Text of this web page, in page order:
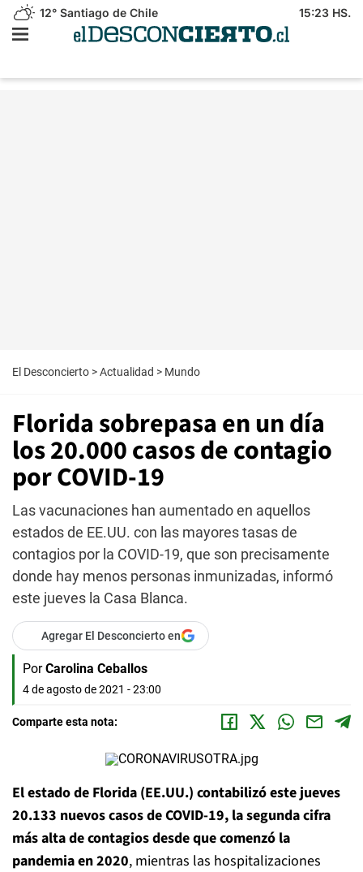
12° Santiago de Chile 15:23 HS.
El Desconcierto >Actualidad > Mundo
Florida sobrepasa en un día
los 20.000 casos de contagio
por COVID-19
Las vacunaciones han aumentado en aquellos
estados de EE.UU. con las mayores tasas de
contagios por la COVID-19, que son precisamente
donde hay menos personas inmunizadas, informó
este jueves la Casa Blanca.
Agregar El Desconcierto en
Por Carolina Ceballos
4 de agosto de 2021 - 23:00
Comparte esta nota:
El estado de Florida (EE.UU.) contabilizó este jueves
20.133 nuevos casos de COVID-19, la segunda cifra
más alta de contagios desde que comenzó la
pandemia en 2020, mientras las hospitalizaciones